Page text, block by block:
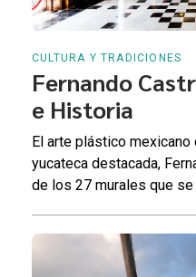
CULTURA Y TRADICIONES
Fernando
e Historia
El arte plástico mexicano
yucateca destacada,
de los 27 murales que se